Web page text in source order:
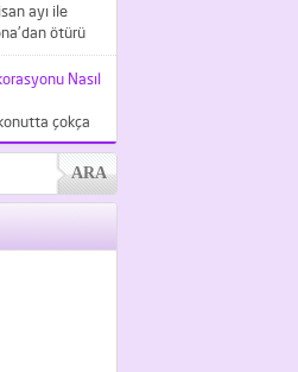
ayı ile
ötürü
günlerde
Nasıl
çokça